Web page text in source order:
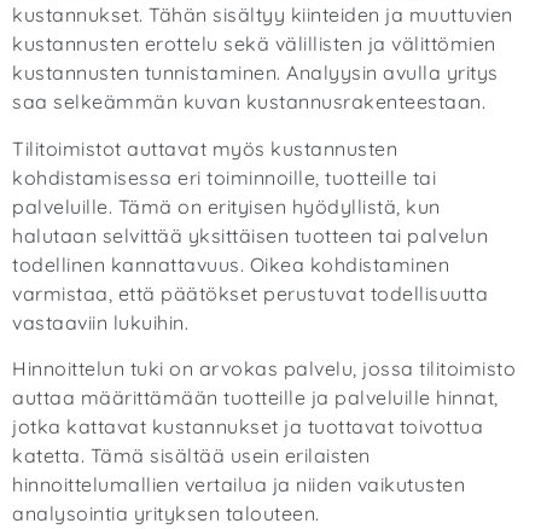
kustannukset. Tähän sisältyy kiinteiden ja muuttuvien
kustannusten erottelu sekä välillisten ja välittömien
kustannusten tunnistaminen. Analyysin avulla yritys
saa selkeämmän kuvan kustannusrakenteestaan.
Tilitoimistot auttavat myös kustannusten
kohdistamisessa eri toiminnoille, tuotteille tai
palveluille. Tämä on erityisen hyödyllistä, kun
halutaan selvittää yksittäisen tuotteen tai palvelun
todellinen kannattavuus. Oikea kohdistaminen
varmistaa, että päätökset perustuvat todellisuutta
vastaaviin lukuihin.
Hinnoittelun tuki on arvokas palvelu, jossa tilitoimisto
auttaa määrittämään tuotteille ja palveluille hinnat,
jotka kattavat kustannukset ja tuottavat toivottua
katetta. Tämä sisältää usein erilaisten
hinnoittelumallien vertailua ja niiden vaikutusten
analysointia yrityksen talouteen.